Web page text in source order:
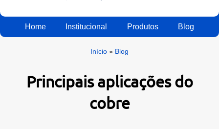
Home Institucional Produtos Blog
Início » Blog
Principais aplicações do
cobre